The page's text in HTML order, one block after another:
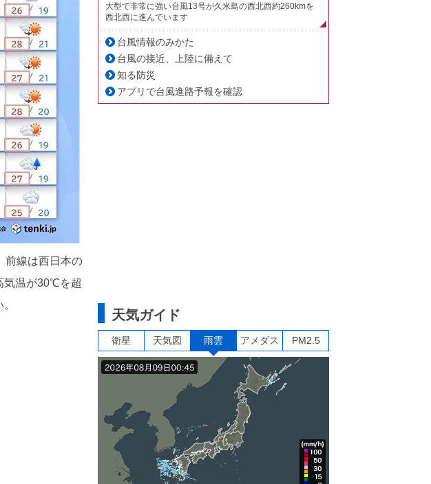
前線は西日本の
気温が30℃を超
大型で非常に強い台風13号が久米島の西北西約260kmを
西北西に進んでいます
台風情報のみかた
台風の接近、上陸に備えて
知る防災
アプリで台風進路予報を確認
天気ガイド
衛星 天気図 雨雲 アメダス PM2.5